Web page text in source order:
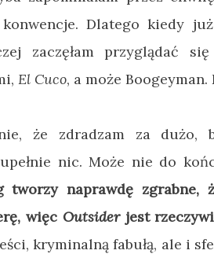
Dlatego kiedy
zaczęłam przyglądać
El Cuco, a może
że zdradzam za
nic. Może nie do
tworzy naprawdę zgrabne,
więc Outsider jest
kryminalną fabułą, ale i